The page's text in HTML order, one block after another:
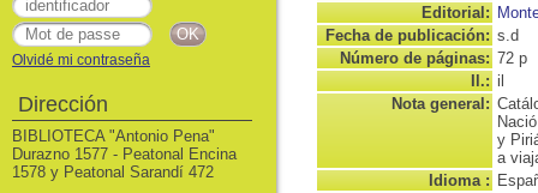
Editorial:
Fecha de publicación: s.d
Número de páginas: 72 p
Il.: il
Nota general:
y
a
Idioma :
Olvidé mi contraseña
Dirección
BIBLIOTECA "Antonio Pena"
Durazno 1577 - Peatonal Encina
1578 y Peatonal Sarandí 472